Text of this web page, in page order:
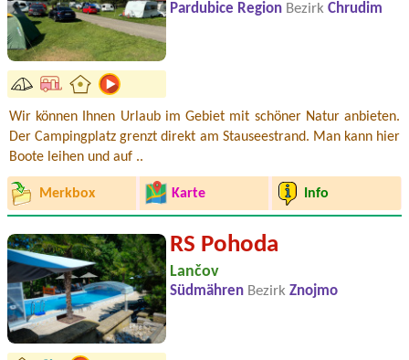
Pardubice Region Bezirk Chrudim
Wir können Ihnen Urlaub im Gebiet mit schöner Natur anbieten.
Der Campingplatz grenzt direkt am Stauseestrand. Man kann hier
Boote leihen und auf ..
Merkbox Karte Info
RS Pohoda
Lančov
Südmähren Bezirk Znojmo